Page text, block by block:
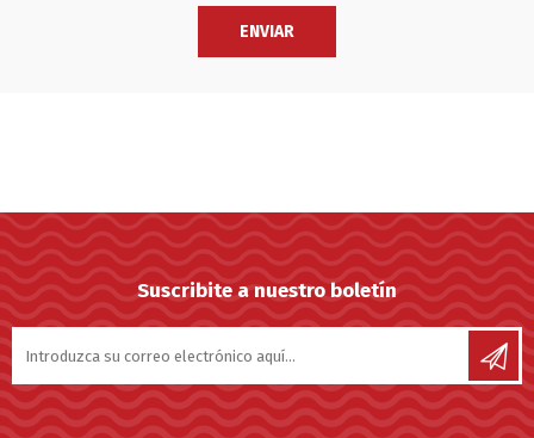
Suscribite a nuestro boletín